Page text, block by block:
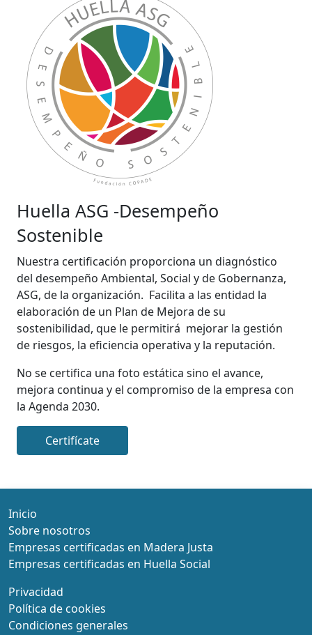
Huella ASG -Desempeño
Sostenible
Nuestra certificación proporciona un diagnóstico
del desempeño Ambiental, Social y de Gobernanza,
ASG, de la organización. Facilita a las entidad la
elaboración de un Plan de Mejora de su
sostenibilidad, que le permitirá mejorar la gestión
de riesgos, la eficiencia operativa y la reputación.
No se certifica una foto estática sino el avance,
mejora continua y el compromiso de la empresa con
la Agenda 2030.
Certifícate
Inicio
Sobre nosotros
Empresas certificadas en Madera Justa
Empresas certificadas en Huella Social
Privacidad
Política de cookies
Condiciones generales